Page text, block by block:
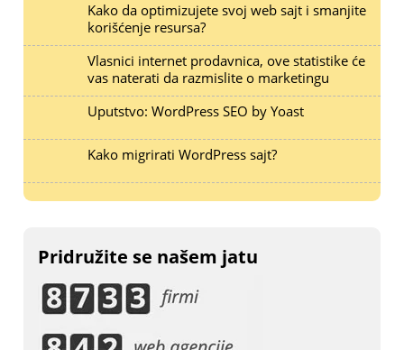
Kako da optimizujete svoj web sajt i smanjite
korišćenje resursa?
Vlasnici internet prodavnica, ove statistike će
vas naterati da razmislite o marketingu
Uputstvo: WordPress SEO by Yoast
Kako migrirati WordPress sajt?
Pridružite se našem jatu